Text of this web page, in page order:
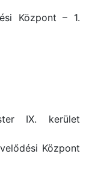
Központ – 1.
IX. kerület
Központ